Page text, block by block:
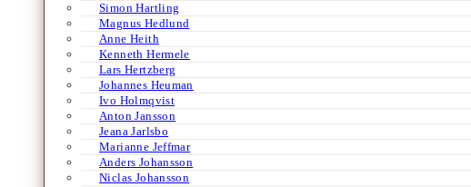
Simon Hartling
Magnus Hedlund
Anne Heith
Kenneth Hermele
Lars Hertzberg
Johannes Heuman
Ivo Holmqvist
Anton Jansson
Jeana Jarlsbo
Marianne Jeffmar
Anders Johansson
Niclas Johansson